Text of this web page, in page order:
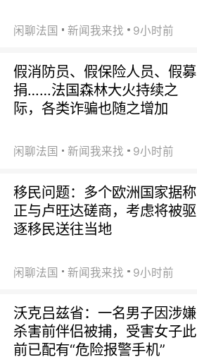
闲聊法国 新闻我来找 9小时前
假消防员、假保险人员、假募
捐……法国森林大火持续之
际，各类诈骗也随之增加
闲聊法国 新闻我来找 9小时前
移民问题：多个欧洲国家据称
正与卢旺达磋商，考虑将被驱
逐移民送往当地
闲聊法国 新闻我来找 9小时前
沃克吕兹省：一名男子因涉嫌
杀害前伴侣被捕，受害女子此
前已配有“危险报警手机”